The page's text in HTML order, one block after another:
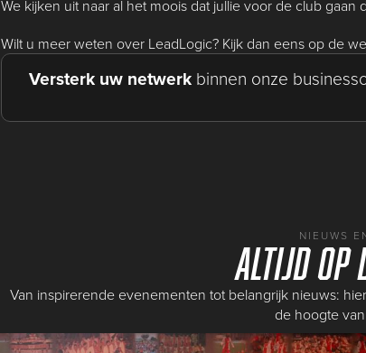
We kijken uit naar al het moois dat jullie voor de club
Wilt u meer weten over LeadLogic? Kijk dan eens op de
Versterk uw netwerk binnen onze
NIEUWS
Altijd op
Van inspirerende evenementen tot belangrijk nieuws:
de hoogte